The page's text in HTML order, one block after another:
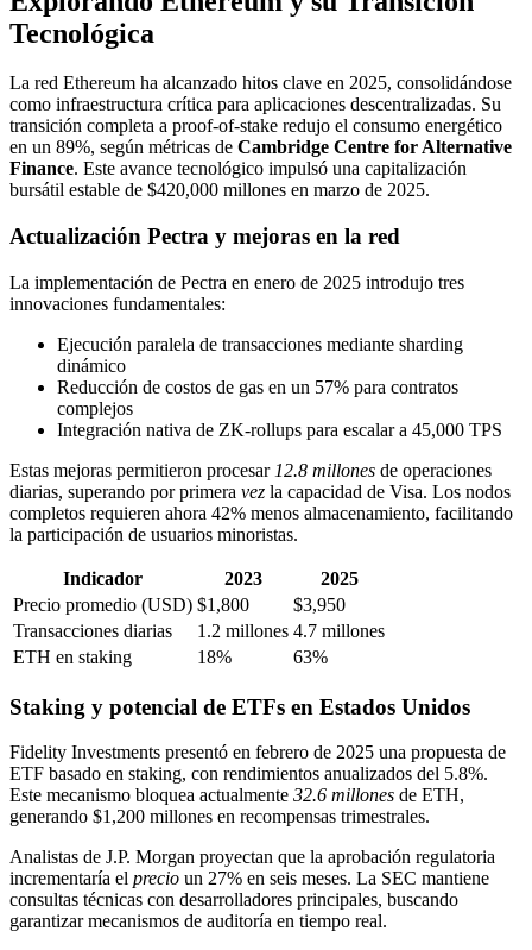
Tecnológica
La red Ethereum ha alcanzado hitos clave en 2025, consolidándose
como infraestructura crítica para aplicaciones descentralizadas. Su
transición completa a proof-of-stake redujo el consumo energético
en un 89%, según métricas de Cambridge Centre for Alternative
Finance. Este avance tecnológico impulsó una capitalización
bursátil estable de $420,000 millones en marzo de 2025.
Actualización Pectra y mejoras en la red
La implementación de Pectra en enero de 2025 introdujo tres
innovaciones fundamentales:
Ejecución paralela de transacciones mediante sharding
dinámico
Reducción de costos de gas en un 57% para contratos
complejos
Integración nativa de ZK-rollups para escalar a 45,000 TPS
Estas mejoras permitieron procesar 12.8 millones de operaciones
diarias, superando por primera vez la capacidad de Visa. Los nodos
completos requieren ahora 42% menos almacenamiento, facilitando
la participación de usuarios minoristas.
Indicador 2023
2025
Precio promedio (USD) $1,800
$3,950
Transacciones diarias
1.2 millones 4.7 millones
ETH en staking
18% 63%
Staking y potencial de ETFs en Estados Unidos
Fidelity Investments presentó en febrero de 2025 una propuesta de
ETF basado en staking, con rendimientos anualizados del 5.8%.
Este mecanismo bloquea actualmente 32.6 millones de ETH,
generando $1,200 millones en recompensas trimestrales.
Analistas de J.P. Morgan proyectan que la aprobación regulatoria
incrementaría el precio un 27% en seis meses. La SEC mantiene
consultas técnicas con desarrolladores principales, buscando
garantizar mecanismos de auditoría en tiempo real.